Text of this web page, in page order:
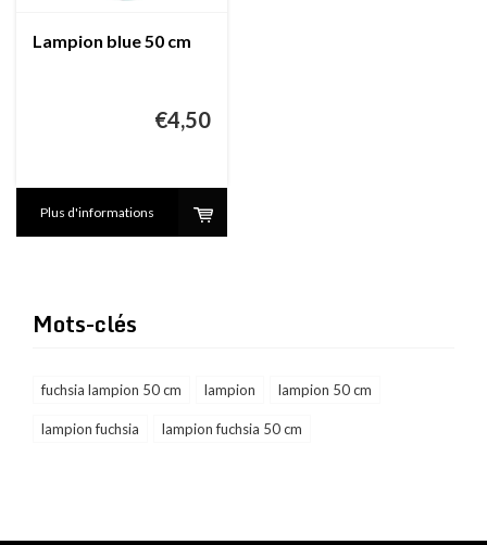
Lampion blue 50 cm
€4,50
Plus d'informations
Mots-clés
fuchsia lampion 50 cm lampion lampion 50 cm
lampion fuchsia lampion fuchsia 50 cm